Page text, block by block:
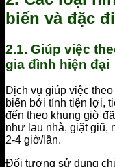
biến và đặc
2.1. Giúp việc
gia đình hiện đại
Dịch vụ giúp việc
biến bởi tính tiện lợi,
đến theo khung giờ
như lau nhà, giặt giũ,
2-4 giờ/lần.
Đối tượng sử dụng